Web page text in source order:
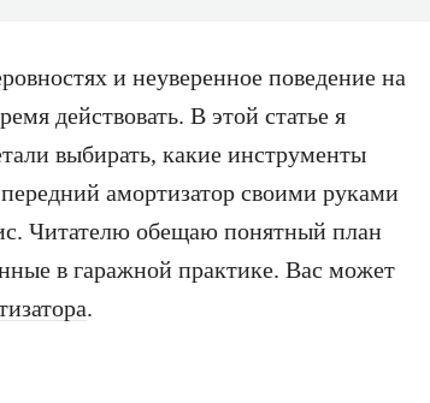
и неуверенное поведение на
действовать. В этой статье я
выбирать, какие инструменты
амортизатор своими руками
Читателю обещаю понятный план
в гаражной практике. Вас может
.